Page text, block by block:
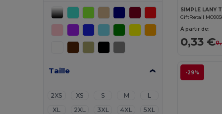
Taille
2XS XS S M
L
XL
2XL 3XL 4XL 5XL
SIMPLE
GiftRetail
À partir de:
0,33 €
-29%